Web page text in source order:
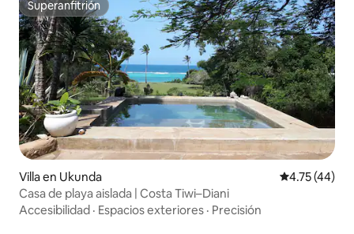
Superanfitrión
Superanfitrión
Villa en Ukunda Calificación
4.75 (44)
Casa de playa aislada | Costa Tiwi–Diani
Accesibilidad · Espacios exteriores · Precisión